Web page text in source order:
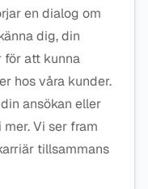
en dialog om
dig, din
för att kunna
hos våra kunder.
ansökan eller
Vi ser fram
tillsammans